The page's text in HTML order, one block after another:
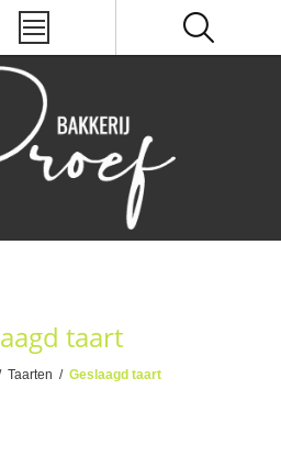
taart
Taarten / Geslaagd taart